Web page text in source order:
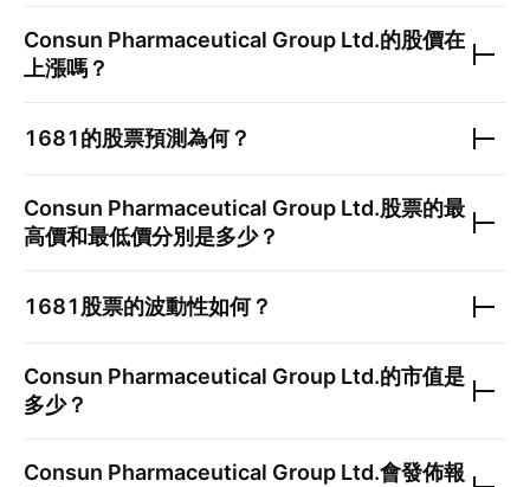
Consun Pharmaceutical Group Ltd.的股價在
上漲嗎？
1681的股票預測為何？
Consun Pharmaceutical Group Ltd.股票的最
高價和最低價分別是多少？
1681 股票的波動性如何？
Consun Pharmaceutical Group Ltd.的市值是
多少？
Consun Pharmaceutical Group Ltd.會發佈報